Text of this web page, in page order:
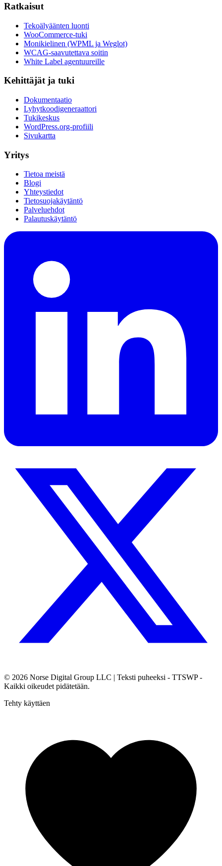
Ratkaisut
Tekoälyäänten luonti
WooCommerce-tuki
Monikielinen (WPML ja Weglot)
WCAG-saavutettava soitin
White Label agentuureille
Kehittäjät ja tuki
Dokumentaatio
Lyhytkoodigeneraattori
Tukikeskus
WordPress.org-profiili
Sivukartta
Yritys
Tietoa meistä
Blogi
Yhteystiedot
Tietosuojakäytäntö
Palveluehdot
Palautuskäytäntö
© 2026 Norse Digital Group LLC | Teksti puheeksi - TTSWP -
Kaikki oikeudet pidätetään.
Tehty käyttäen